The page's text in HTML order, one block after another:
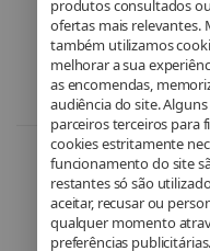
produtos consultados
ofertas mais relevantes.
também utilizamos
melhorar a sua
as encomendas,
audiência do site.
parceiros terceiros para
cookies estritamente
funcionamento do site
restantes só são
aceitar, recusar ou
qualquer momento
preferências